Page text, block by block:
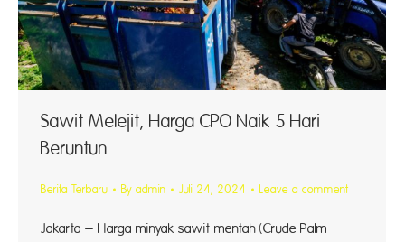
Sawit Melejit, Harga CPO Naik 5 Hari
Beruntun
Berita Terbaru By admin Juli 24, 2024 Leave a comment
Jakarta – Harga minyak sawit mentah (Crude Palm